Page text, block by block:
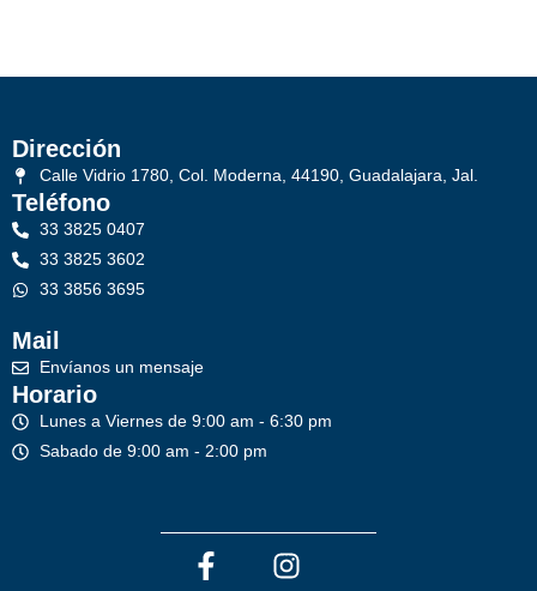
Dirección
Calle Vidrio 1780, Col. Moderna, 44190, Guadalajara, Jal.
Teléfono
33 3825 0407
33 3825 3602
33 3856 3695
Mail
Envíanos un mensaje
Horario
Lunes a Viernes de 9:00 am - 6:30 pm
Sabado de 9:00 am - 2:00 pm